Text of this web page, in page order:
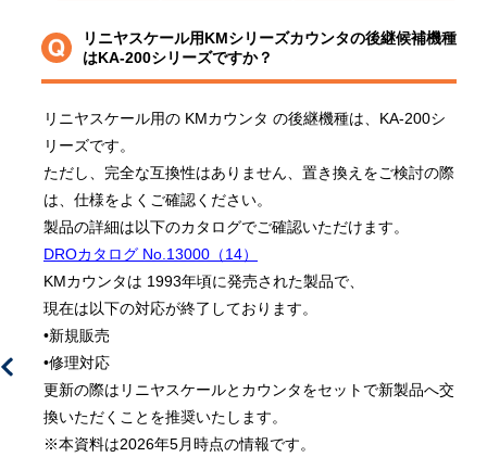
リニヤスケール用KMシリーズカウンタの後継候補機種
はKA-200シリーズですか？
リニヤスケール用の KMカウンタ の後継機種は、KA-200シ
リーズです。
ただし、完全な互換性はありません、置き換えをご検討の際
は、仕様をよくご確認ください。
DROカタログ No.13000（14）
KMカウンタは 1993年頃に発売された製品で、
現在は以下の対応が終了しております。
•新規販売
•修理対応
更新の際はリニヤスケールとカウンタをセットで新製品へ交
換いただくことを推奨いたします。
※本資料は2026年5月時点の情報です。